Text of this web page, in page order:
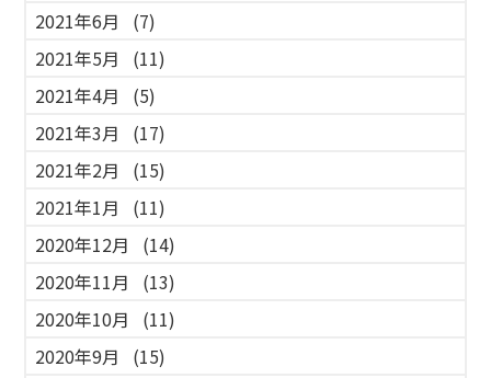
2021年6月
(7)
2021年5月
(11)
2021年4月
(5)
2021年3月
(17)
2021年2月
(15)
2021年1月
(11)
2020年12月
(14)
2020年11月
(13)
2020年10月
(11)
2020年9月
(15)